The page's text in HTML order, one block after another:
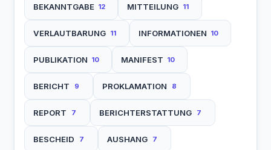
BEKANNTGABE 12 MITTEILUNG 11
VERLAUTBARUNG 11 INFORMATIONEN 10
PUBLIKATION 10 MANIFEST 10
BERICHT 9 PROKLAMATION 8
REPORT 7 BERICHTERSTATTUNG 7
BESCHEID 7 AUSHANG 7